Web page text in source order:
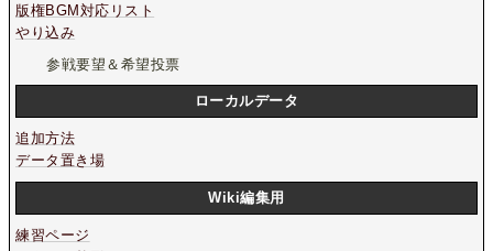
版権BGM対応リスト
やり込み
参戦要望＆希望投票
ローカルデータ
追加方法
データ置き場
Wiki編集用
練習ページ